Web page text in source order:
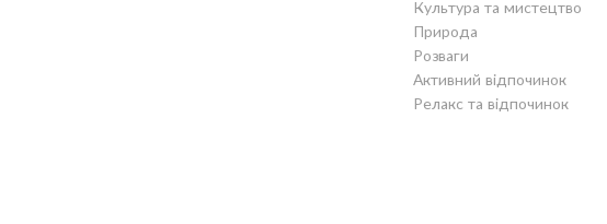
Культура та мистецтво
Природа
Розваги
Активний відпочинок
Релакс та відпочинок